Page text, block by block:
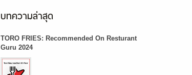
บทความล่าสุด
TORO FRIES: Recommended On Resturant
Guru 2024